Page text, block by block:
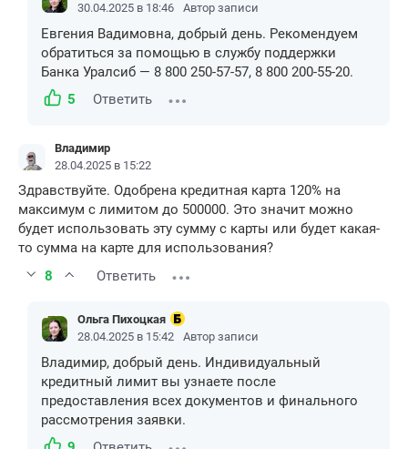
30.04.2025 в 18:46
Автор записи
Евгения Вадимовна, добрый день. Рекомендуем
обратиться за помощью в службу поддержки
Банка Уралсиб — 8 800 250-57-57, 8 800 200-55-20.
5
Ответить
Владимир
28.04.2025 в 15:22
Здравствуйте. Одобрена кредитная карта 120% на
максимум с лимитом до 500000. Это значит можно
будет использовать эту сумму с карты или будет какая-
то сумма на карте для использования?
8
Ответить
Ольга Пихоцкая
28.04.2025 в 15:42
Автор записи
Владимир, добрый день. Индивидуальный
кредитный лимит вы узнаете после
предоставления всех документов и финального
рассмотрения заявки.